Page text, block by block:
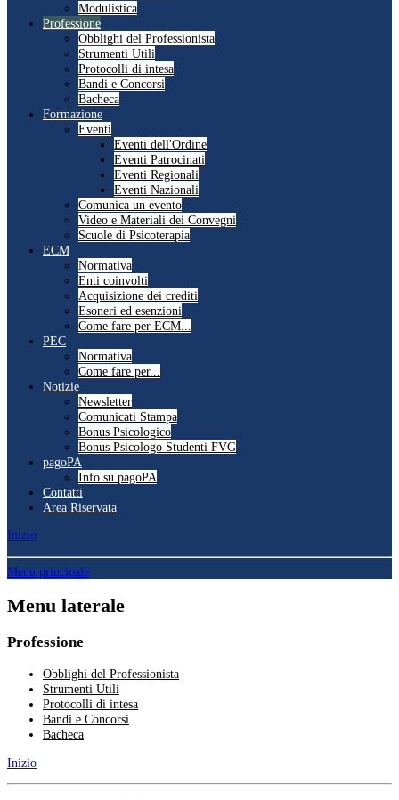
Modulistica
Professione
Obblighi del Professionista
Strumenti Utili
Protocolli di intesa
Bandi e Concorsi
Bacheca
Formazione
Eventi
Eventi dell'Ordine
Eventi Patrocinati
Eventi Regionali
Eventi Nazionali
Comunica un evento
Video e Materiali dei Convegni
Scuole di Psicoterapia
ECM
Normativa
Enti coinvolti
Acquisizione dei crediti
Esoneri ed esenzioni
Come fare per ECM...
PEC
Normativa
Come fare per...
Notizie
Newsletter
Comunicati Stampa
Bonus Psicologico
Bonus Psicologo Studenti FVG
pagoPA
Info su pagoPA
Contatti
Area Riservata
Inizio
Menu principale
Menu laterale
Professione
Obblighi del Professionista
Strumenti Utili
Protocolli di intesa
Bandi e Concorsi
Bacheca
Inizio